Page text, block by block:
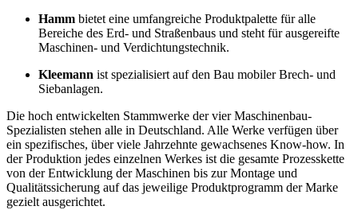
Hamm bietet eine umfangreiche Produktpalette für alle
Bereiche des Erd- und Straßenbaus und steht für ausgereifte
Maschinen- und Verdichtungstechnik.
Kleemann ist spezialisiert auf den Bau mobiler Brech- und
Siebanlagen.
Die hoch entwickelten Stammwerke der vier Maschinenbau-
Spezialisten stehen alle in Deutschland. Alle Werke verfügen über
ein spezifisches, über viele Jahrzehnte gewachsenes Know-how. In
der Produktion jedes einzelnen Werkes ist die gesamte Prozesskette
von der Entwicklung der Maschinen bis zur Montage und
Qualitätssicherung auf das jeweilige Produktprogramm der Marke
gezielt ausgerichtet.